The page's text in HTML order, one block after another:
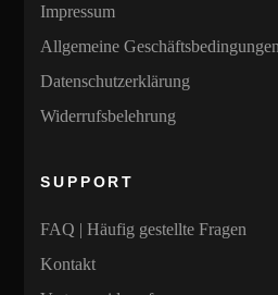
Impressum
Allgemeine Geschäftsbedingungen
Datenschutzerklärung
Widerrufsbelehrung
SUPPORT
FAQ | Häufig gestellte Fragen
Kontakt